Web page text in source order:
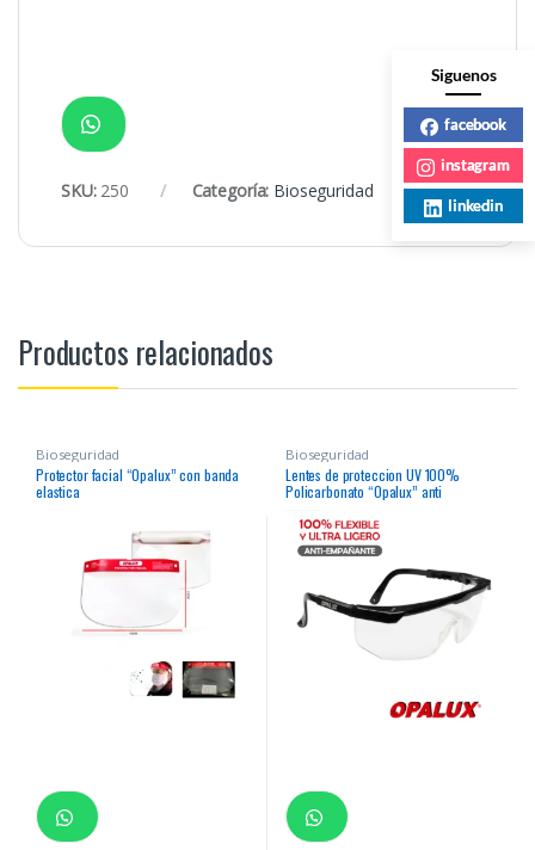
SKU: 250 Categoría: Bioseguridad
Productos relacionados
Bioseguridad
Protector facial “Opalux” con banda
elastica
Bioseguridad
Lentes de proteccion UV 100%
Policarbonato “Opalux” anti
Siguenos
facebook
instagram
linkedin